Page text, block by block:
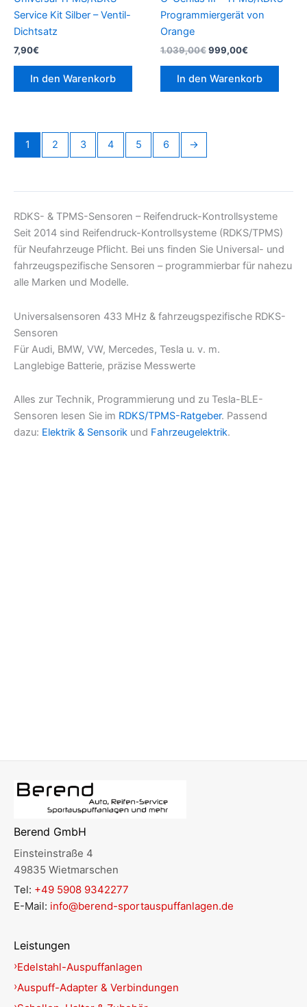
Service Kit Silber – Ventil-
Dichtsatz
7,90€
In den Warenkorb
Programmiergerät von
Orange
1.039,00€999,00€
In den Warenkorb
1 2 3 4 5 6 →
RDKS- & TPMS-Sensoren – Reifendruck-Kontrollsysteme
Seit 2014 sind Reifendruck-Kontrollsysteme (RDKS/TPMS)
für Neufahrzeuge Pflicht. Bei uns finden Sie Universal- und
fahrzeugspezifische Sensoren – programmierbar für nahezu
alle Marken und Modelle.
Universalsensoren 433 MHz & fahrzeugspezifische RDKS-
Sensoren
Für Audi, BMW, VW, Mercedes, Tesla u. v. m.
Langlebige Batterie, präzise Messwerte
Alles zur Technik, Programmierung und zu Tesla-BLE-
Sensoren lesen Sie im RDKS/TPMS-Ratgeber. Passend
dazu: Elektrik & Sensorik und Fahrzeugelektrik.
Berend GmbH
Einsteinstraße 4
49835 Wietmarschen
Tel: +49 5908 9342277
E-Mail: info@berend-sportauspuffanlagen.de
Leistungen
Edelstahl-Auspuffanlagen
Auspuff-Adapter & Verbindungen